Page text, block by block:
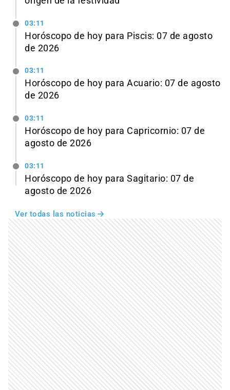
03:11
Horóscopo de hoy para Piscis: 07 de agosto
de 2026
03:11
Horóscopo de hoy para Acuario: 07 de agosto
de 2026
03:11
Horóscopo de hoy para Capricornio: 07 de
agosto de 2026
03:11
Horóscopo de hoy para Sagitario: 07 de
agosto de 2026
Ver todas las noticias